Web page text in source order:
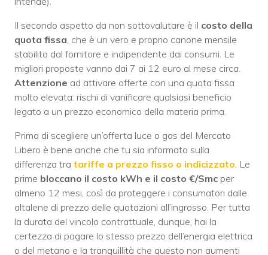
Il secondo aspetto da non sottovalutare è il costo della
quota fissa , che è un vero e proprio canone mensile
stabilito dal fornitore e indipendente dai consumi. Le
migliori proposte vanno dai 7 ai 12 euro al mese circa.
Attenzione ad attivare offerte con una quota fissa
molto elevata: rischi di vanificare qualsiasi beneficio
legato a un prezzo economico della materia prima.
Prima di scegliere un’offerta luce o gas del Mercato
Libero è bene anche che tu sia informato sulla
differenza tra tariffe a prezzo fisso o indicizzato . Le
prime bloccano il costo kWh e il costo €/Smc per
almeno 12 mesi, così da proteggere i consumatori dalle
altalene di prezzo delle quotazioni all’ingrosso. Per tutta
la durata del vincolo contrattuale, dunque, hai la
certezza di pagare lo stesso prezzo dell’energia elettrica
o del metano e la tranquillità che questo non aumenti